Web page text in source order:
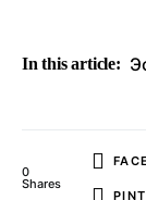
In this article:
0
Shares